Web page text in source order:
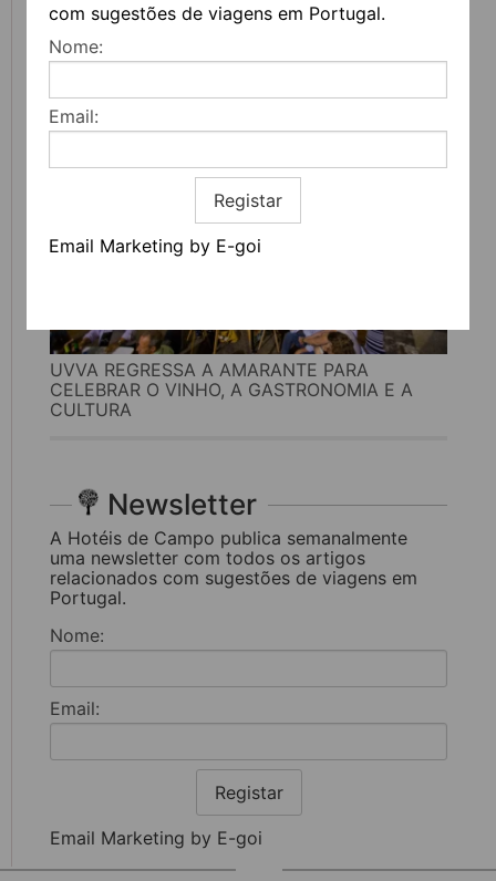
com sugestões de viagens em Portugal.
Nome:
Email:
Registar
Email Marketing by E-goi
FEIRA DO LIVRO DO PORTO REGRESSA COM
MAIS DE 200 ATIVIDADES DEDICADAS À
LITERATURA, MÚSICA E PENSAMENTO
UVVA REGRESSA A AMARANTE PARA
CELEBRAR O VINHO, A GASTRONOMIA E A
CULTURA
Newsletter
A Hotéis de Campo publica semanalmente
uma newsletter com todos os artigos
relacionados com sugestões de viagens em
Portugal.
Nome:
Email:
Registar
Email Marketing by E-goi